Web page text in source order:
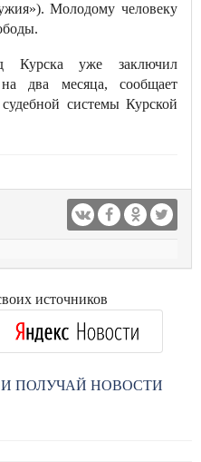
Молодому человеку
Курска уже заключил
два месяца, сообщает
системы Курской
источников
ПОЛУЧАЙ НОВОСТИ